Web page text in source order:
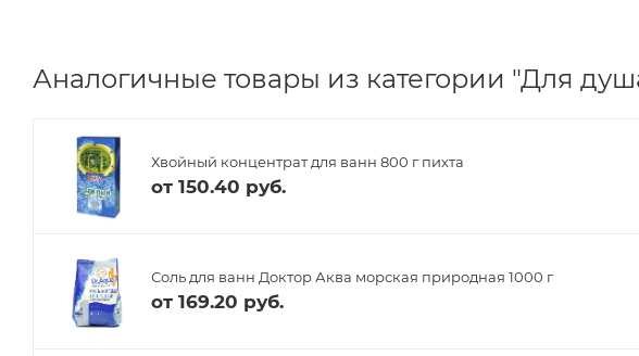
Аналогичные товары из категории "Для
Хвойный концентрат для ванн 800 г пихта
от 150.40 руб.
Соль для ванн Доктор Аква морская природная 1000 г
от 169.20 руб.